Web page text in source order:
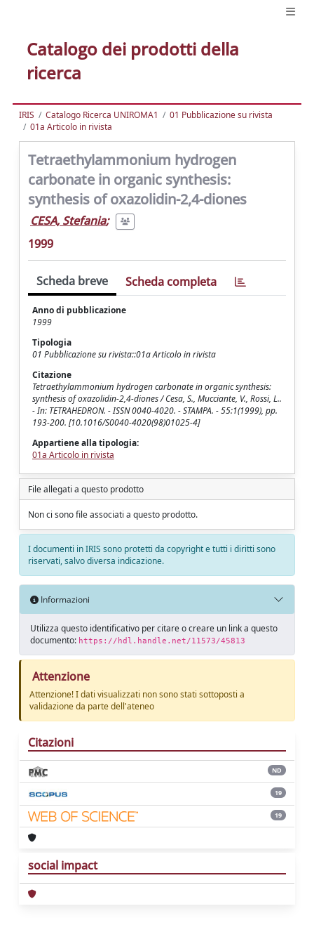
Catalogo dei prodotti della
ricerca
IRIS Catalogo Ricerca UNIROMA1
01 Pubblicazione su rivista
01a Articolo in rivista
Tetraethylammonium hydrogen
carbonate in organic synthesis:
synthesis of oxazolidin-2,4-diones
CESA, Stefania;
1999
Scheda breve Scheda completa
Anno di pubblicazione
1999
Tipologia
01 Pubblicazione su rivista::01a Articolo in rivista
Citazione
Tetraethylammonium hydrogen carbonate in organic synthesis:
synthesis of oxazolidin-2,4-diones / Cesa, S., Mucciante, V., Rossi, L..
- In: TETRAHEDRON. - ISSN 0040-4020. - STAMPA. - 55:1(1999), pp.
193-200. [10.1016/S0040-4020(98)01025-4]
Appartiene alla tipologia:
01a Articolo in rivista
File allegati a questo prodotto
Non ci sono file associati a questo prodotto.
I documenti in IRIS sono protetti da copyright e tutti i diritti sono
riservati, salvo diversa indicazione.
Informazioni
Utilizza questo identificativo per citare o creare un link a questo
documento: https://hdl.handle.net/11573/45813
Attenzione
Attenzione! I dati visualizzati non sono stati sottoposti a
validazione da parte dell'ateneo
Citazioni
ND
19
19
social impact